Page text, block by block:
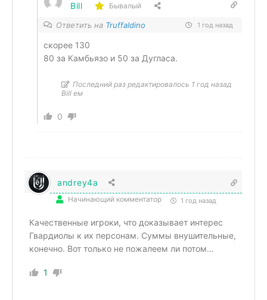
Bill Бывалый
Ответить на Truffaldino 1 год назад
скорее 130
80 за Камбьязо и 50 за Дугласа.
Последний раз редактировалось 1 год назад
Bill ем
0
andrey4a
Начинающий комментатор 1 год назад
Качественные игроки, что доказывает интерес
Гвардиолы к их персонам. Суммы внушительные,
конечно. Вот только не пожалеем ли потом…
1